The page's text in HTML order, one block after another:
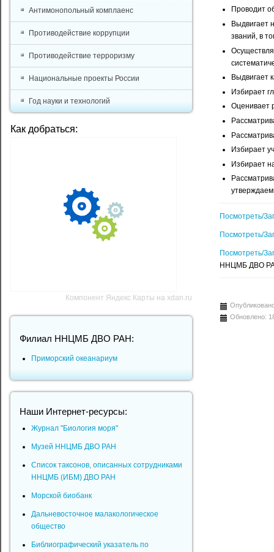
Проводит
Выдвигает
званий, в
Выдвигает
Избирает
Оценивает
Избирает
Избирает
Посмотреть/
Посмотреть/
Посмотреть/
ННЦМБ ДВО
Обновлено:
Антимонопольный комплаенс
Противодействие коррупции
Противодействие терроризму
Национальные проекты России
Год науки и технологий
Как добраться:
Компонент Яндекс Карты на xdan.ru
Филиал ННЦМБ ДВО РАН:
Приморский океанариум
Наши Интернет-ресурсы:
Журнал "Биология моря"
Музей ННЦМБ ДВО РАН
Список таксонов, описанных сотрудниками
ННЦМБ (ИБМ) ДВО РАН
Морской биобанк
Дальневосточное малакологическое
общество
Библиографический указатель по